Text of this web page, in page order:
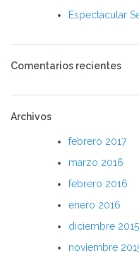
Espectacular
Comentarios recientes
Archivos
febrero 2017
marzo 2016
febrero 2016
enero 2016
diciembre 2015
noviembre